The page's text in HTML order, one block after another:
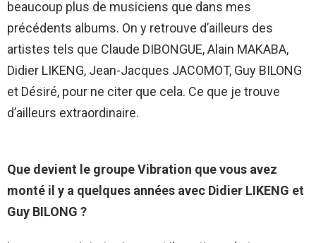
beaucoup plus de musiciens que dans mes
précédents albums. On y retrouve d’ailleurs des
artistes tels que Claude DIBONGUE, Alain MAKABA,
Didier LIKENG, Jean-Jacques JACOMOT, Guy BILONG
et Désiré, pour ne citer que cela. Ce que je trouve
d’ailleurs extraordinaire.
Que devient le groupe Vibration que vous avez
monté il y a quelques années avec Didier LIKENG et
Guy BILONG ?